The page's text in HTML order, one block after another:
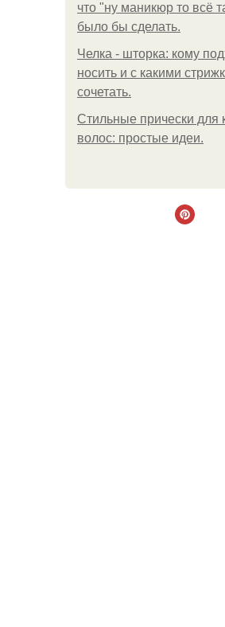
что "ну маникюр то всё
было бы сделать.
Челка - шторка: кому
носить и с какими
сочетать.
Стильные прически для
волос: простые идеи.